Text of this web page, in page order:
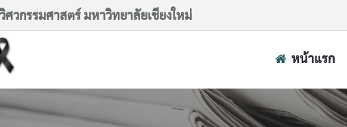
วกรรมศาสตร์ มหาวิทยาลัยเชียงใหม่
หน้าแรก